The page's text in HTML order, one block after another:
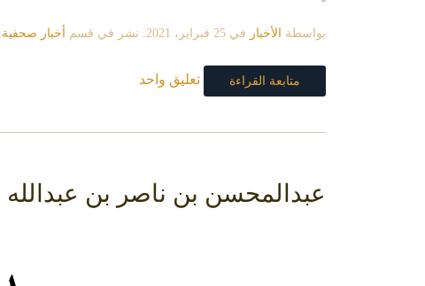
بواسطة الأخبار في 25 فبراير، 2021 . نشر في قسم أخبار صحفية,
متابعة القراءة تعليق واحد
عبدالمحسن بن ناصر بن